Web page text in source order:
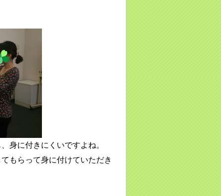
身に付きにくいですよね。
もらって身に付けていただき